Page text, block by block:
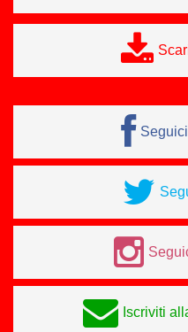
Iscriviti